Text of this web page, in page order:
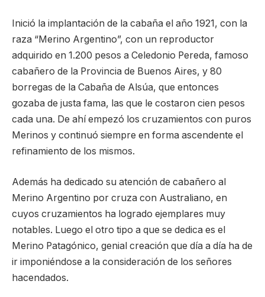
Inició la implantación de la cabaña el año 1921, con la
raza “Merino Argentino”, con un reproductor
adquirido en 1.200 pesos a Celedonio Pereda, famoso
cabañero de la Provincia de Buenos Aires, y 80
borregas de la Cabaña de Alsúa, que entonces
gozaba de justa fama, las que le costaron cien pesos
cada una. De ahí empezó los cruzamientos con puros
Merinos y continuó siempre en forma ascendente el
refinamiento de los mismos.
Además ha dedicado su atención de cabañero al
Merino Argentino por cruza con Australiano, en
cuyos cruzamientos ha logrado ejemplares muy
notables. Luego el otro tipo a que se dedica es el
Merino Patagónico, genial creación que día a día ha de
ir imponiéndose a la consideración de los señores
hacendados.